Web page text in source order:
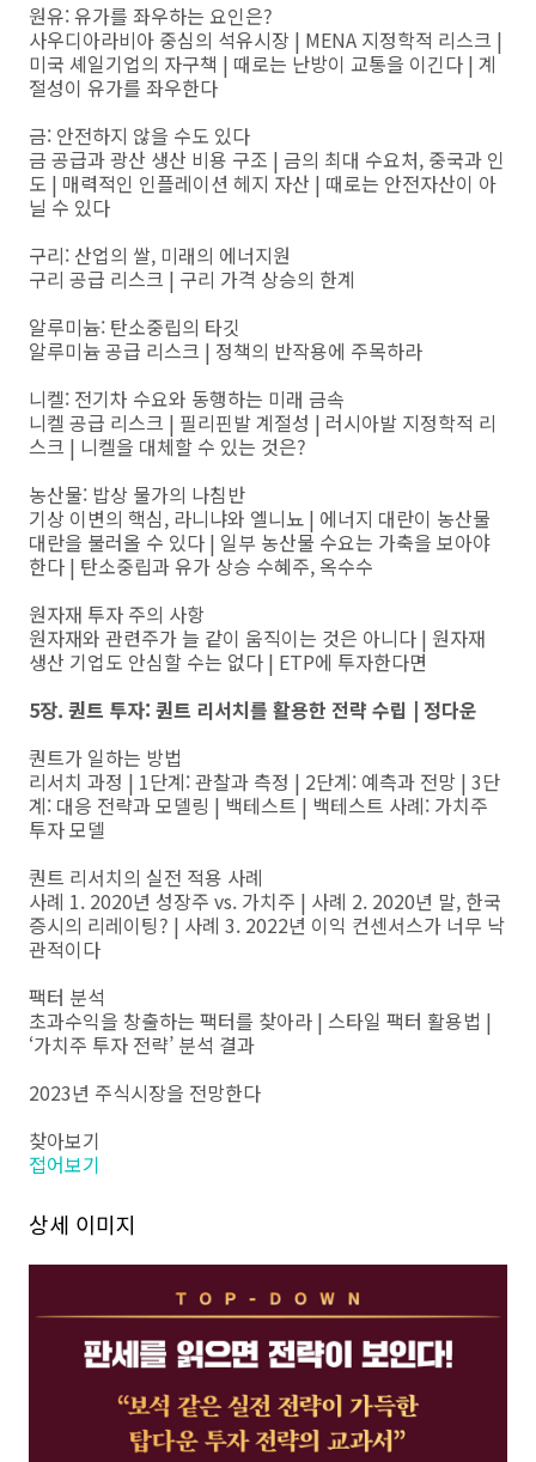
원유: 유가를 좌우하는 요인은?
사우디아라비아 중심의 석유시장 | MENA 지정학적 리스크 |
미국 셰일기업의 자구책 | 때로는 난방이 교통을 이긴다 | 계
절성이 유가를 좌우한다
금: 안전하지 않을 수도 있다
금 공급과 광산 생산 비용 구조 | 금의 최대 수요처, 중국과 인
도 | 매력적인 인플레이션 헤지 자산 | 때로는 안전자산이 아
닐 수 있다
구리: 산업의 쌀, 미래의 에너지원
구리 공급 리스크 | 구리 가격 상승의 한계
알루미늄: 탄소중립의 타깃
알루미늄 공급 리스크 | 정책의 반작용에 주목하라
니켈: 전기차 수요와 동행하는 미래 금속
니켈 공급 리스크 | 필리핀발 계절성 | 러시아발 지정학적 리
스크 | 니켈을 대체할 수 있는 것은?
농산물: 밥상 물가의 나침반
기상 이변의 핵심, 라니냐와 엘니뇨 | 에너지 대란이 농산물
대란을 불러올 수 있다 | 일부 농산물 수요는 가축을 보아야
한다 | 탄소중립과 유가 상승 수혜주, 옥수수
원자재 투자 주의 사항
원자재와 관련주가 늘 같이 움직이는 것은 아니다 | 원자재
생산 기업도 안심할 수는 없다 | ETP에 투자한다면
5장. 퀀트 투자: 퀀트 리서치를 활용한 전략 수립 | 정다운
퀀트가 일하는 방법
리서치 과정 | 1단계: 관찰과 측정 | 2단계: 예측과 전망 | 3단
계: 대응 전략과 모델링 | 백테스트 | 백테스트 사례: 가치주
투자 모델
퀀트 리서치의 실전 적용 사례
사례 1. 2020년 성장주 vs. 가치주 | 사례 2. 2020년 말, 한국
증시의 리레이팅? | 사례 3. 2022년 이익 컨센서스가 너무 낙
관적이다
팩터 분석
초과수익을 창출하는 팩터를 찾아라 | 스타일 팩터 활용법 |
‘가치주 투자 전략’ 분석 결과
2023년 주식시장을 전망한다
찾아보기
접어보기
상세 이미지